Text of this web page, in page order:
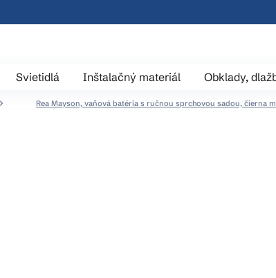
Svietidlá Inštalačný materiál Obklady,
Rea Mayson, vaňová batéria s ručnou sprchovou sadou, čierna